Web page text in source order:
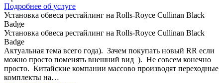
Подробнее об услуге
Установка обвеса рестайлинг на Rolls-Royce Cullinan Black
Badge
Установка обвеса рестайлинг на Rolls-Royce Cullinan Black
Badge
Актуальная тема всего года). Зачем покупать новый RR если
можно просто поменять внешний вид_). Не совсем конечно
просто. Китайские компании массово производят переходные
комплекты на…